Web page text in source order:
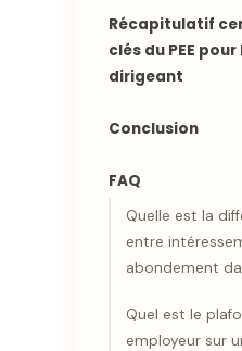
Récapitulatif
clés du PEE
dirigeant
Conclusion
FAQ
Quelle est la
entre
abondement
Quel est le
employeur sur